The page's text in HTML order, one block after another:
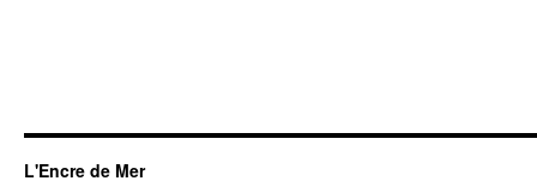
L'Encre de Mer